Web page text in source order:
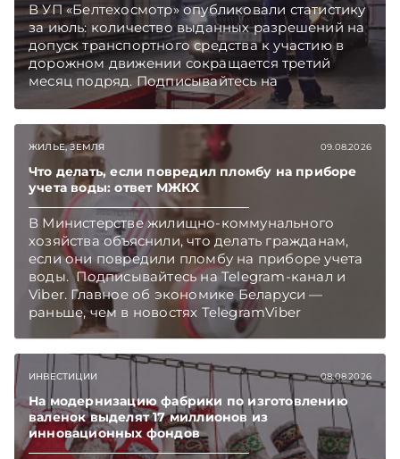
В УП «Белтехосмотр» опубликовали статистику
за июль: количество выданных разрешений на
допуск транспортного средства к участию в
дорожном движении сокращается третий
месяц подряд. Подписывайтесь на
Telegram‑канал и Viber. Главное об экономике
TelegramViber
ЖИЛЬЕ, ЗЕМЛЯ 09.08.2026
Что делать, если повредил пломбу на приборе
учета воды: ответ МЖКХ
В Министерстве жилищно-коммунального
хозяйства объяснили, что делать гражданам,
если они повредили пломбу на приборе учета
воды. Подписывайтесь на Telegram‑канал и
Viber. Главное об экономике Беларуси —
раньше, чем в новостях TelegramViber
ИНВЕСТИЦИИ 08.08.2026
На модернизацию фабрики по изготовлению
валенок выделят 17 миллионов из
инновационных фондов